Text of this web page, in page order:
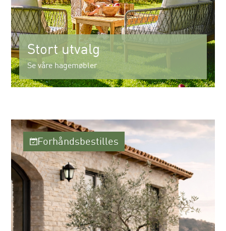
Stort utvalg
Se våre hagemøbler
Forhåndsbestilles